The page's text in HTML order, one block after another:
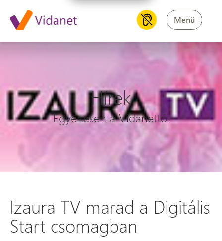
Menü
Hírek
Egyenesen a Vidanettől
Izaura TV marad a Digitális
Start csomagban